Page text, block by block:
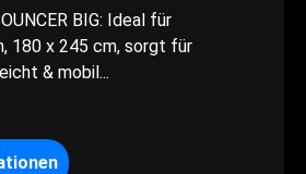
BIG: Ideal für
180 x 245 cm, sorgt für
& mobil...